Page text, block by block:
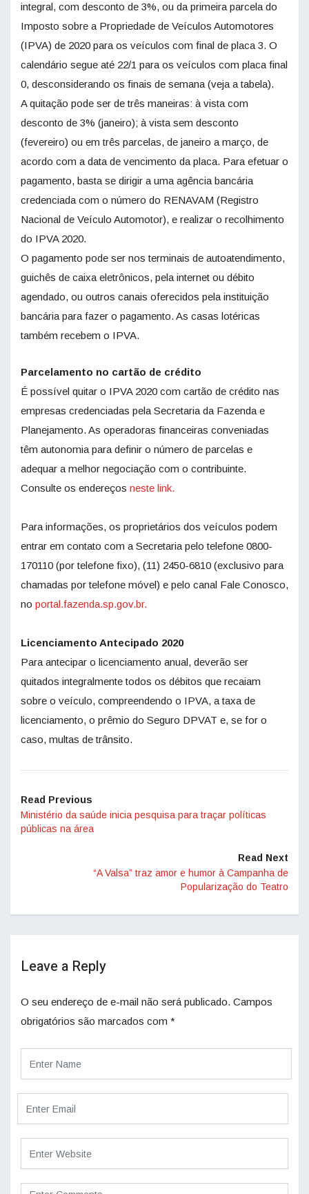
integral, com desconto de 3%, ou da primeira parcela do
Imposto sobre a Propriedade de Veículos Automotores
(IPVA) de 2020 para os veículos com final de placa 3. O
calendário segue até 22/1 para os veículos com placa final
0, desconsiderando os finais de semana (veja a tabela).
A quitação pode ser de três maneiras: à vista com
desconto de 3% (janeiro); à vista sem desconto
(fevereiro) ou em três parcelas, de janeiro a março, de
acordo com a data de vencimento da placa. Para efetuar o
pagamento, basta se dirigir a uma agência bancária
credenciada com o número do RENAVAM (Registro
Nacional de Veículo Automotor), e realizar o recolhimento
do IPVA 2020.
O pagamento pode ser nos terminais de autoatendimento,
guichês de caixa eletrônicos, pela internet ou débito
agendado, ou outros canais oferecidos pela instituição
bancária para fazer o pagamento. As casas lotéricas
também recebem o IPVA.
Parcelamento no cartão de crédito
É possível quitar o IPVA 2020 com cartão de crédito nas
empresas credenciadas pela Secretaria da Fazenda e
Planejamento. As operadoras financeiras conveniadas
têm autonomia para definir o número de parcelas e
adequar a melhor negociação com o contribuinte.
Consulte os endereços neste link.
Para informações, os proprietários dos veículos podem
entrar em contato com a Secretaria pelo telefone 0800-
170110 (por telefone fixo), (11) 2450-6810 (exclusivo para
chamadas por telefone móvel) e pelo canal Fale Conosco,
no portal.fazenda.sp.gov.br.
Licenciamento Antecipado 2020
Para antecipar o licenciamento anual, deverão ser
quitados integralmente todos os débitos que recaiam
sobre o veículo, compreendendo o IPVA, a taxa de
licenciamento, o prêmio do Seguro DPVAT e, se for o
caso, multas de trânsito.
Read Previous
Ministério da saúde inicia pesquisa para traçar políticas
públicas na área
Read Next
“A Valsa” traz amor e humor à Campanha de
Popularização do Teatro
Leave a Reply
O seu endereço de e-mail não será publicado. Campos
obrigatórios são marcados com *